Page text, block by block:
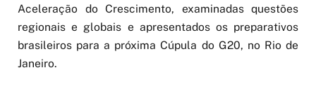
Aceleração do Crescimento, examinadas questões
regionais e globais e apresentados os preparativos
brasileiros para a próxima Cúpula do G20, no Rio de
Janeiro.